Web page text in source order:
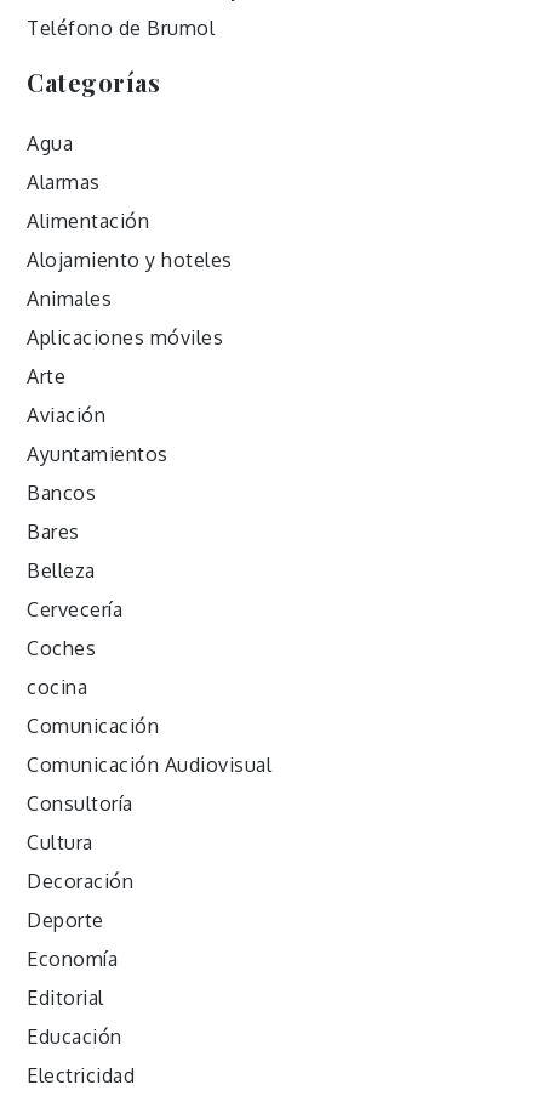
Teléfono de Brumol
Categorías
Agua
Alarmas
Alimentación
Alojamiento y hoteles
Animales
Aplicaciones móviles
Arte
Aviación
Ayuntamientos
Bancos
Bares
Belleza
Cervecería
Coches
cocina
Comunicación
Comunicación Audiovisual
Consultoría
Cultura
Decoración
Deporte
Economía
Editorial
Educación
Electricidad